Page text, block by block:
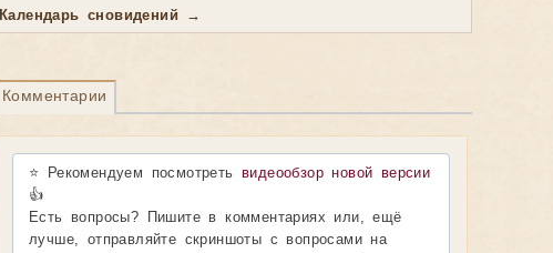
Календарь сновидений →
Комментарии
⭐ Рекомендуем посмотретьвидеообзор новой версии
👍
Есть вопросы? Пишите в комментариях или, ещё
лучше, отправляйте скриншоты с вопросами на